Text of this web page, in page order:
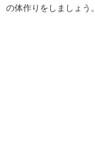
の体作りをしましょう。